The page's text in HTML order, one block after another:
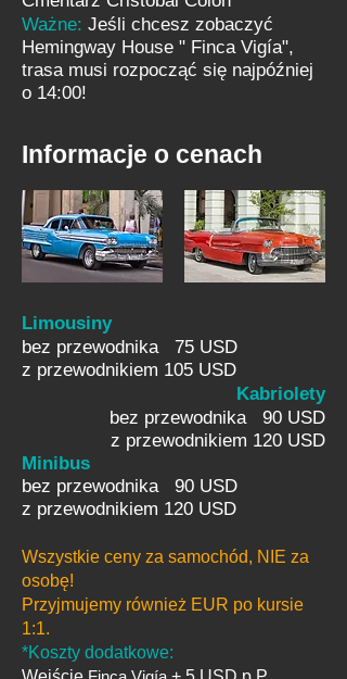
Ważne: Jeśli chcesz zobaczyć
Hemingway House " Finca Vigía",
trasa musi rozpocząć się najpóźniej
o 14:00!
Informacje o cenach
Limousiny
bez przewodnika 75 USD
z przewodnikiem 105 USD
Kabriolety
bez przewodnika 90 USD
z przewodnikiem 120 USD
Minibus
bez przewodnika 90 USD
z przewodnikiem 120 USD
Wszystkie ceny za samochód, NIE za
osobę!
Przyjmujemy również EUR po kursie
1:1.
*Koszty dodatkowe: